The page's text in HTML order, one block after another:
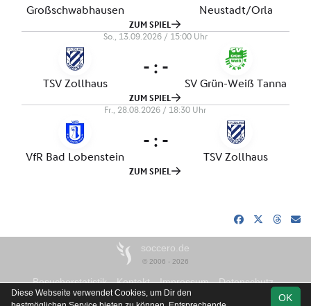
soccero.de
© 2006 - 2026
Besucherstatistik Kontakt Impressum
Datenschutz
OK
Diese Webseite verwendet Cookies, um Dir den